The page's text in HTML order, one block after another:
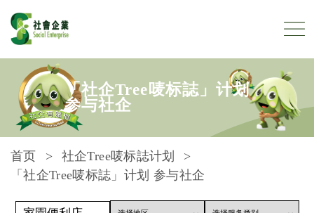
跳到内容
「社企Tree唛标誌」计划
参与社企
首页
社企Tree唛标誌计划
「社企Tree唛标誌」计划 参与社企